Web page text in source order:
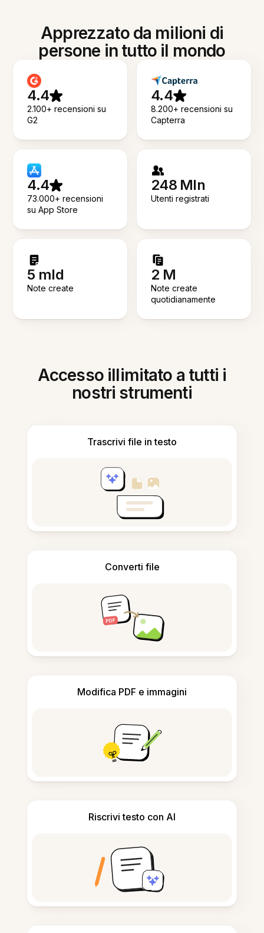
Apprezzato da milioni di
persone in tutto il mondo
4.4
2.100+ recensioni su
G2
4.4
8.200+ recensioni su
Capterra
4.4
73.000+ recensioni
su App Store
248 Mln
Utenti registrati
5 mld
Note create
2 M
Note create
quotidianamente
Accesso illimitato a tutti i
nostri strumenti
Trascrivi file in testo
Converti file
Modifica PDF e immagini
Riscrivi testo con AI